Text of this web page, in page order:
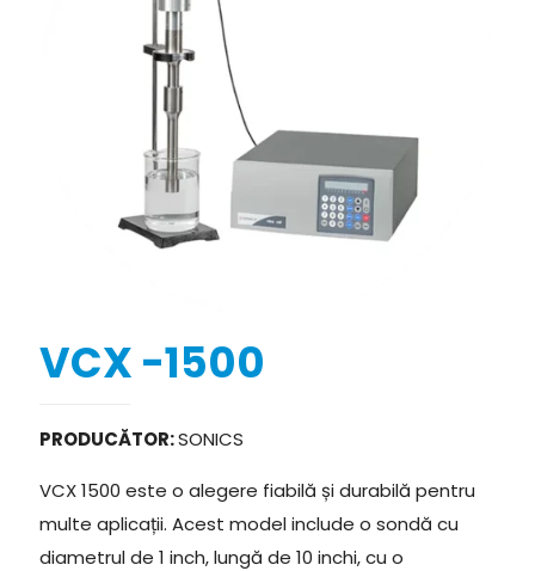
VCX -1500
PRODUCĂTOR:SONICS
VCX 1500 este o alegere fiabilă și durabilă pentru
multe aplicații. Acest model include o sondă cu
diametrul de 1 inch, lungă de 10 inchi, cu o